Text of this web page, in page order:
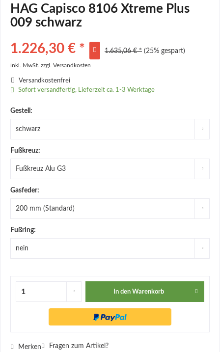
HAG Capisco 8106 Xtreme Plus
009 schwarz
1.226,30 € * 1.635,06 € * (25% gespart)
inkl. MwSt. zzgl. Versandkosten
Versandkostenfrei
Sofort versandfertig, Lieferzeit ca. 1-3 Werktage
Gestell:
Fußkreuz:
Gasfeder:
Fußring:
In den Warenkorb
Merken Fragen zum Artikel?